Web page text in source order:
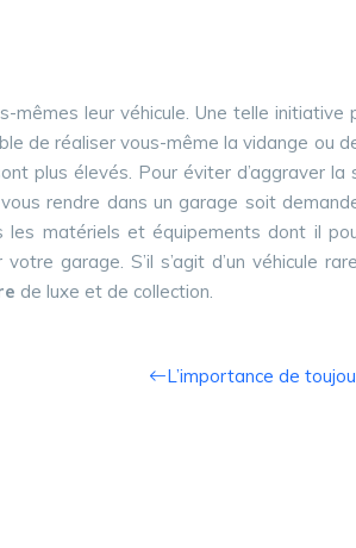
leur véhicule. Une telle
de réaliser vous-même la vidange ou
plus élevés. Pour éviter d’aggraver
rendre dans un garage soit
matériels et équipements dont il
garage. S’il s’agit d’un véhicule
de luxe et de collection.
L’importance de